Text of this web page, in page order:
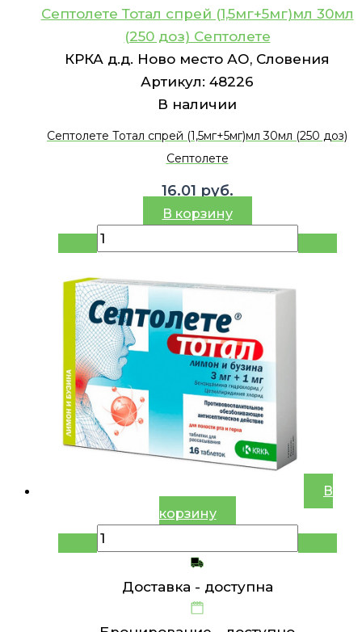
Септолете Тотал спрей (1,5мг+5мг)мл 30мл
(250 доз) Септолете
КРКА д.д. Ново место АО, Словения
Артикул: 48226
В наличии
Септолете Тотал спрей (1,5мг+5мг)мл 30мл (250 доз)
Септолете
16.01 руб.
В корзину
В
корзину
Доставка - доступна